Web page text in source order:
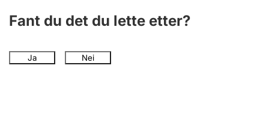
Fant du det du lette etter?
Ja Nei